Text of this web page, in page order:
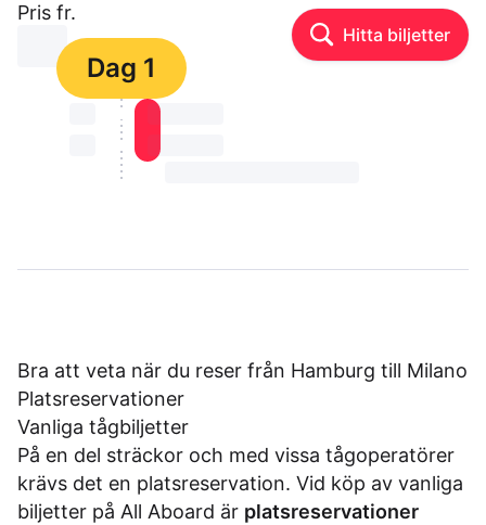
Pris fr.
⏳⏳ Hitta biljetter
Dag 1
⏳⏳ ⏳ ⏳⏳
⏳⏳ ⏳ ⏳⏳
Bra att veta när du reser från Hamburg till Milano
Platsreservationer
Vanliga tågbiljetter
På en del sträckor och med vissa tågoperatörer
krävs det en platsreservation. Vid köp av vanliga
biljetter på All Aboard är platsreservationer